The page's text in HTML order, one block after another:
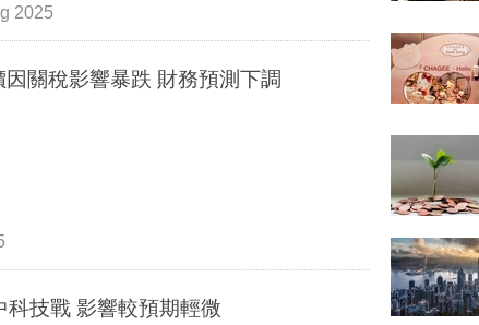
2025
關稅影響暴跌 財務預測下調
科技戰 影響較預期輕微